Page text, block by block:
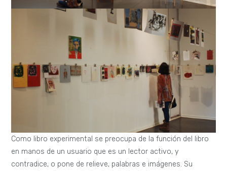
Como libro experimental se preocupa de la función del libro
en manos de un usuario que es un lector activo, y
contradice, o pone de relieve, palabras e imágenes. Su